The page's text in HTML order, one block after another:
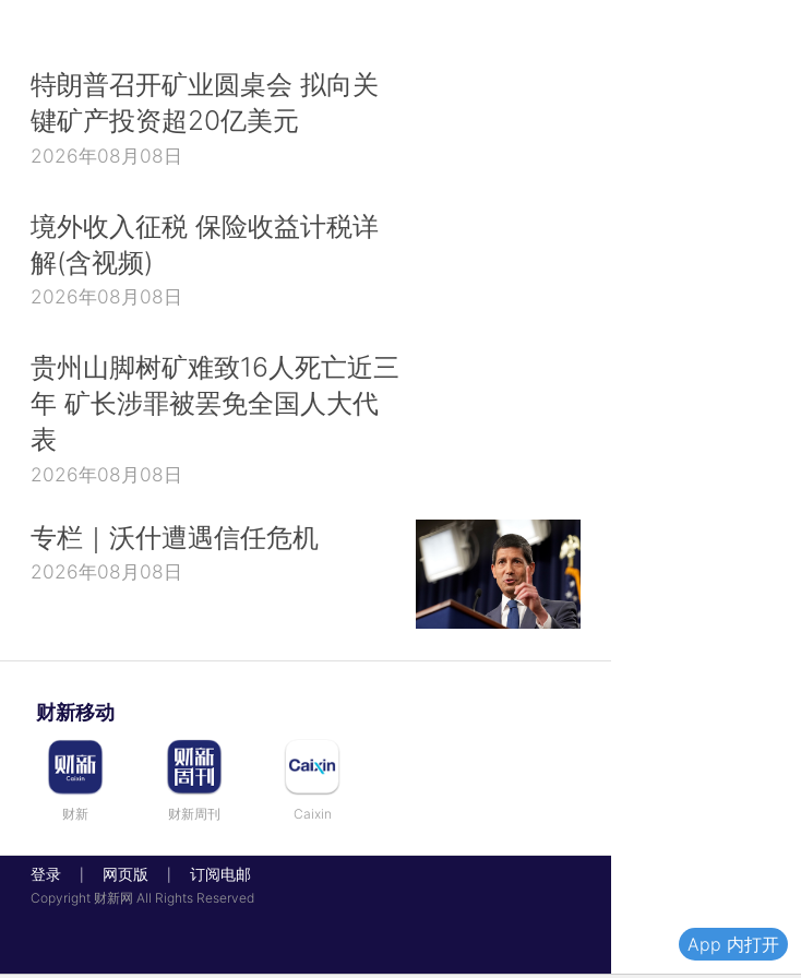
特朗普召开矿业圆桌会 拟向关
键矿产投资超20亿美元
2026年08月08日
境外收入征税 保险收益计税详
解(含视频)
2026年08月08日
贵州山脚树矿难致16人死亡近三
年 矿长涉罪被罢免全国人大代
表
2026年08月08日
专栏｜沃什遭遇信任危机
2026年08月08日
财新移动
财新 财新周刊 Caixin
登录 网页版 订阅电邮
Copyright 财新网 All Rights Reserved
App 内打开